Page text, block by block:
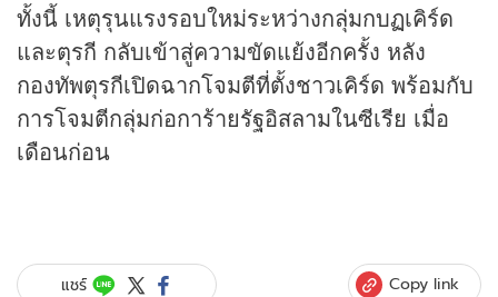
ทั้งนี้ เหตุรุนแรงรอบใหม่ระหว่างกลุ่มกบฏเคิร์ด
และตุรกี กลับเข้าสู่ความขัดแย้งอีกครั้ง หลัง
กองทัพตุรกีเปิดฉากโจมตีที่ตั้งชาวเคิร์ด พร้อมกับ
การโจมตีกลุ่มก่อการ้ายรัฐอิสลามในซีเรีย เมื่อ
เดือนก่อน
แชร์ Copy link